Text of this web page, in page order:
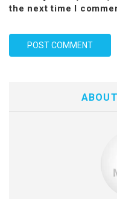
the next time I